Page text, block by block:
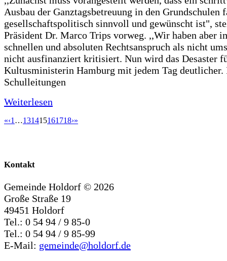
Ausbau der Ganztagsbetreuung in den Grundschulen
gesellschaftspolitisch sinnvoll und gewünscht ist",
Präsident Dr. Marco Trips vorweg. ,,Wir haben aber
schnellen und absoluten Rechtsanspruch als nicht
nicht ausfinanziert kritisiert. Nun wird das Desaster
Kultusministerin Hamburg mit jedem Tag deutlicher.
Schulleitungen
Weiterlesen
«‹1 …131415161718›»
Kontakt
Gemeinde Holdorf © 2026
Große Straße 19
49451 Holdorf
Tel.: 0 54 94 / 9 85-0
Tel.: 0 54 94 / 9 85-99
E-Mail: gemeinde@holdorf.de